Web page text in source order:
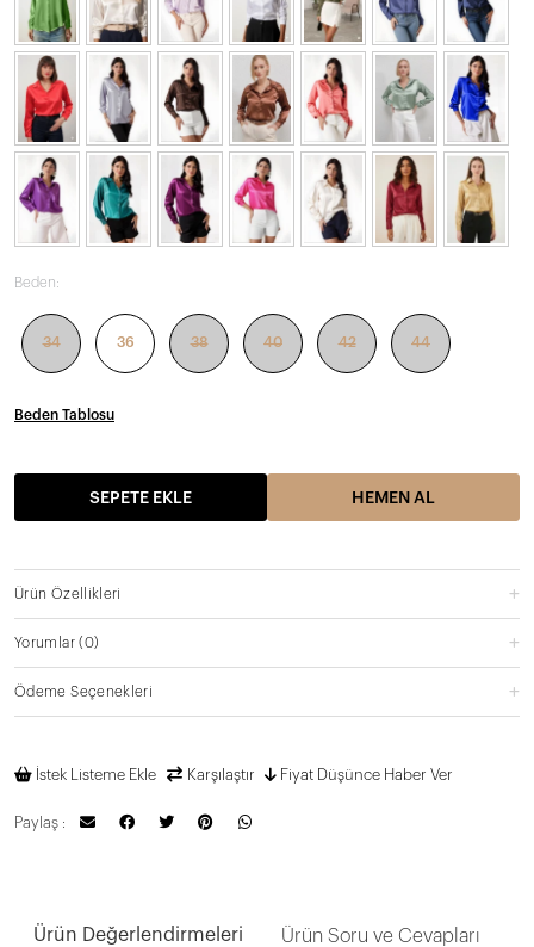
Beden:
34 36 38 40 42 44
Beden Tablosu
SEPETE EKLE HEMEN AL
Ürün Özellikleri
Yorumlar(0)
Ödeme Seçenekleri
İstek Listeme Ekle Karşılaştır Fiyat Düşünce Haber Ver
Paylaş :
Ürün Değerlendirmeleri Ürün Soru ve Cevapları